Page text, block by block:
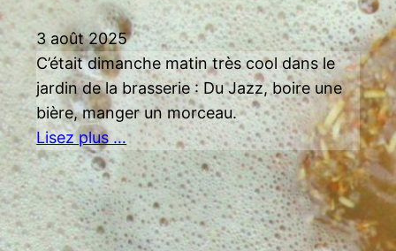
3 août 2025
C’était dimanche matin très cool dans le
jardin de la brasserie : Du Jazz, boire une
bière, manger un morceau.
Lisez plus …